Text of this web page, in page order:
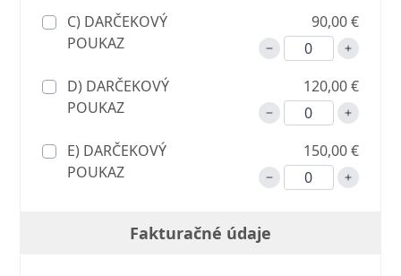
C) DARČEKOVÝ
POUKAZ
90,00 €
D) DARČEKOVÝ
POUKAZ
120,00 €
E) DARČEKOVÝ
POUKAZ
150,00 €
Fakturačné údaje